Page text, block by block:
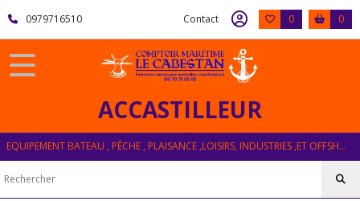
0979716510 Contact 0 0
ACCASTILLEUR
EQUIPEMENT BATEAU , PÊCHE , PLAISANCE ,LOISIRS, INDUSTRIES ,ET OFFSHORE